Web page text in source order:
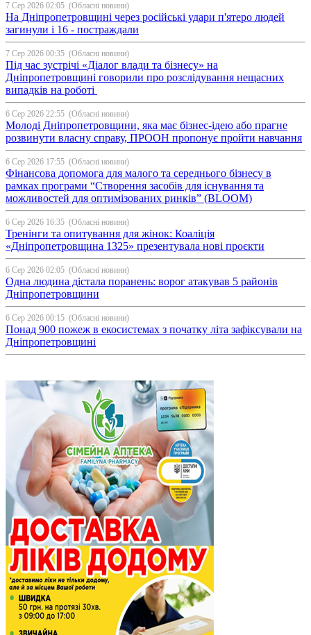
7 Сер 2026 02:05 (Обласні новини)
На Дніпропетровщині через російські удари п'ятеро людей
загинули і 16 - постраждали
7 Сер 2026 00:35 (Обласні новини)
Під час зустрічі «Діалог влади та бізнесу» на
Дніпропетровщині говорили про розслідування нещасних
випадків на роботі
6 Сер 2026 22:55 (Обласні новини)
Молоді Дніпропетровщини, яка має бізнес-ідею або прагне
розвинути власну справу, ПРООН пропонує пройти навчання
6 Сер 2026 17:55 (Обласні новини)
Фінансова допомога для малого та середнього бізнесу в
рамках програми “Створення засобів для існування та
можливостей для оптимізованих ринків” (BLOOM)
6 Сер 2026 16:35 (Обласні новини)
Тренінги та опитування для жінок: Коаліція
«Дніпропетровщина 1325» презентувала нові проєкти
6 Сер 2026 02:05 (Обласні новини)
Одна людина дістала поранень: ворог атакував 5 районів
Дніпропетровщини
6 Сер 2026 00:15 (Обласні новини)
Понад 900 пожеж в екосистемах з початку літа зафіксували на
Дніпропетровщині